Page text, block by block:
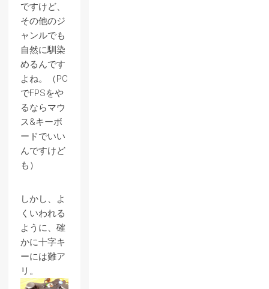
ですけど、
その他のジ
ャンルでも
自然に馴染
めるんです
よね。（PC
でFPSをや
るならマウ
ス&キーボ
ードでいい
んですけど
も）
しかし、よ
くいわれる
ように、確
かに十字キ
ーには難ア
リ。